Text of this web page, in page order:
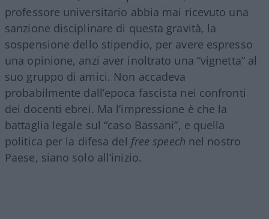
professore universitario abbia mai ricevuto una
sanzione disciplinare di questa gravità, la
sospensione dello stipendio, per avere espresso
una opinione, anzi aver inoltrato una “vignetta” al
suo gruppo di amici. Non accadeva
probabilmente dall’epoca fascista nei confronti
dei docenti ebrei. Ma l’impressione è che la
battaglia legale sul “caso Bassani”, e quella
politica per la difesa del free speech nel nostro
Paese, siano solo all’inizio.